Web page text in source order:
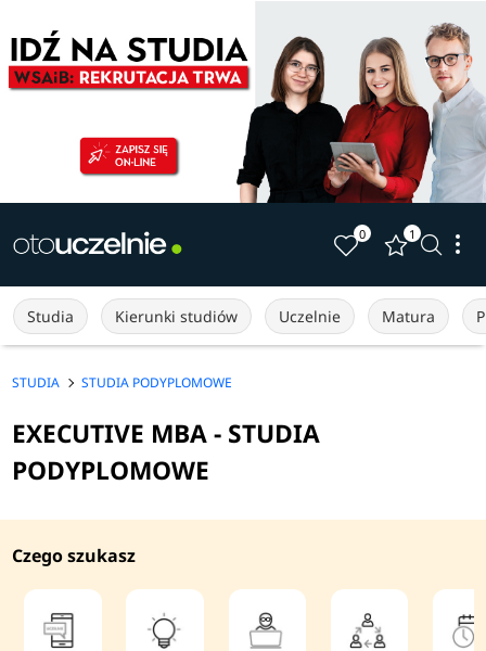
0 1
Studia Kierunki studiów Uczelnie Matura
STUDIA STUDIA PODYPLOMOWE
EXECUTIVE MBA - STUDIA
PODYPLOMOWE
Czego szukasz